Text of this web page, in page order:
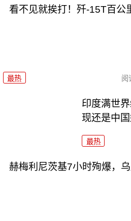
看不见就挨打！歼-15T百公
最热 阅
印度满世
现还是中国
最热
赫梅利尼茨基7小时殉爆，